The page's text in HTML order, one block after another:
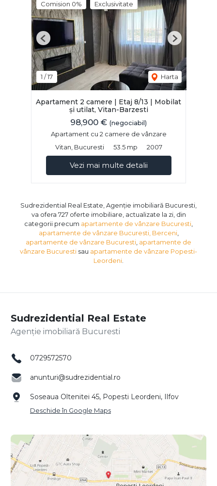
Comision 0% Exclusivitate
1 /17 Harta
Previous Next
Apartament 2 camere | Etaj 8/13 | Mobilat
și utilat, Vitan-Barzesti
98,900 € (negociabil)
Apartament cu 2 camere de vânzare
Vitan, Bucuresti
53.5 mp 2007
Vezi mai multe detalii
Sudrezidential Real Estate, Agenție imobiliară Bucuresti,
va ofera 727 oferte imobiliare, actualizate la zi, din
categorii precum apartamente de vânzare Bucuresti
apartamente de vânzare Bucuresti, Berceni,
apartamente de vânzare Bucuresti apartamente de
vânzare Bucuresti sau apartamente de vânzare Popesti-
Leordeni
Sudrezidential Real Estate
Agenție imobiliară Bucuresti
0729572570
anunturi@sudrezidential.ro
Soseaua Oltenitei 45, Popesti Leordeni, Ilfov
Deschide în Google Maps